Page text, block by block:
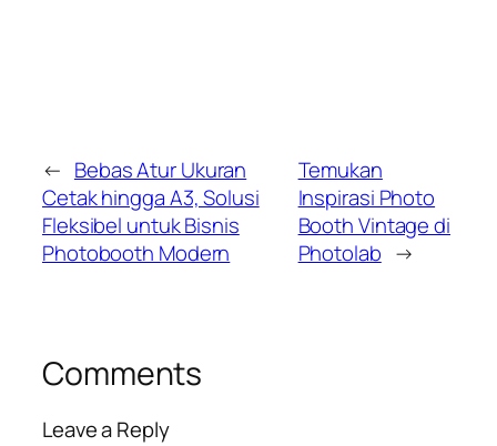
← Bebas Atur Ukuran
Cetak hingga A3, Solusi
Fleksibel untuk Bisnis
Photobooth Modern
Temukan
Inspirasi Photo
Booth Vintage di
Photolab →
Comments
Leave a Reply